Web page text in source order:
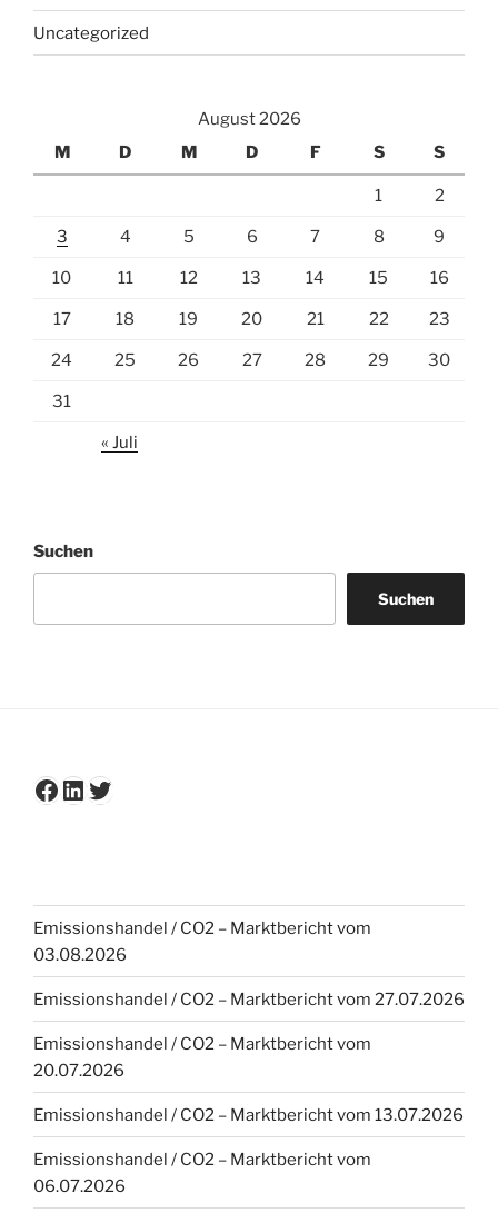
Uncategorized
August 2026
M
D M D F S S
1 2
3 4 5 6 7 8 9
10 11 12 13 14 15 16
17 18 19 20 21 22 23
24 25 26 27 28 29 30
31
« Juli
Suchen
Suchen
Facebook
LinkedIn
Twitter
Emissionshandel / CO2 – Marktbericht vom
03.08.2026
Emissionshandel / CO2 – Marktbericht vom 27.07.2026
Emissionshandel / CO2 – Marktbericht vom
20.07.2026
Emissionshandel / CO2 – Marktbericht vom 13.07.2026
Emissionshandel / CO2 – Marktbericht vom
06.07.2026